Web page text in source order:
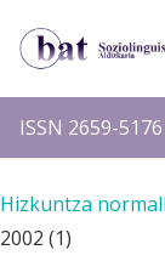
ISSN 2659-
Hizkuntza
2002 (1)